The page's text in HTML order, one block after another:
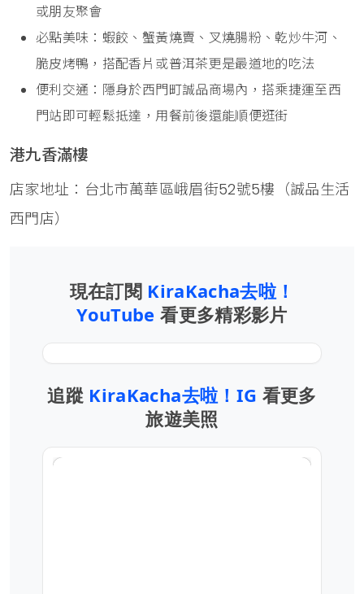
或朋友聚會
必點美味：蝦餃、蟹黃燒賣、叉燒腸粉、乾炒牛河、
脆皮烤鴨，搭配香片或普洱茶更是最道地的吃法
便利交通：隱身於西門町誠品商場內，搭乘捷運至西
門站即可輕鬆抵達，用餐前後還能順便逛街
港九香滿樓
店家地址：台北市萬華區峨眉街52號5樓（誠品生活
西門店）
現在訂閱 KiraKacha去啦！
YouTube看更多精彩影片
追蹤 KiraKacha去啦！IG 看更多
旅遊美照